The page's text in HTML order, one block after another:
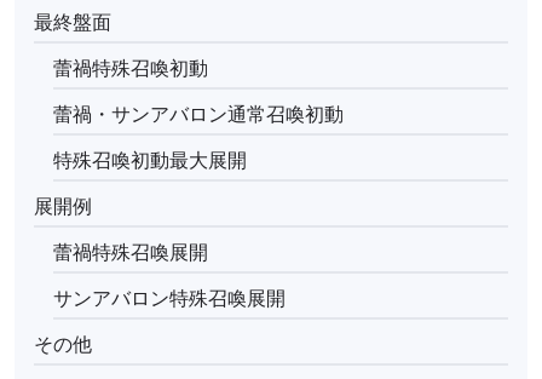
最終盤面
蕾禍特殊召喚初動
蕾禍・サンアバロン通常召喚初動
特殊召喚初動最大展開
展開例
蕾禍特殊召喚展開
サンアバロン特殊召喚展開
その他